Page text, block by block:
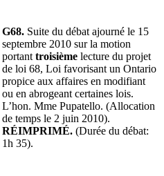
G68. Suite du débat ajourné le 15
septembre 2010 sur la motion
portant troisième lecture du projet
de loi 68, Loi favorisant un Ontario
propice aux affaires en modifiant
ou en abrogeant certaines lois.
L’hon. Mme Pupatello. (Allocation
de temps le 2 juin 2010).
RÉIMPRIMÉ. (Durée du débat:
1h 35).